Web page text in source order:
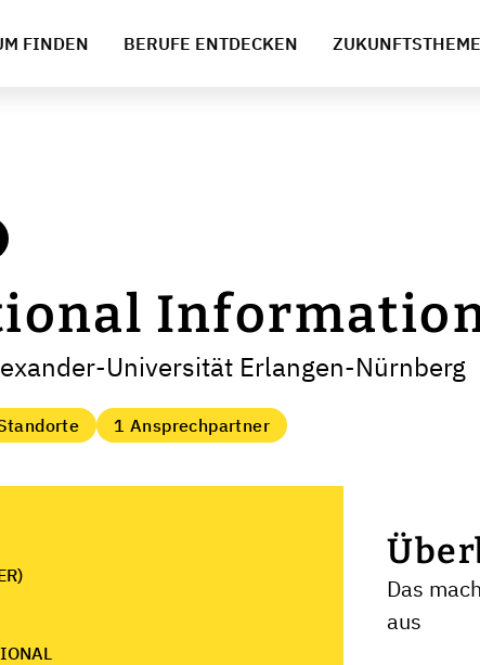
FINDEN BERUFE ENTDECKEN
Information
Universität Erlangen-Nürnberg
1 Ansprechpartner
Das
aus